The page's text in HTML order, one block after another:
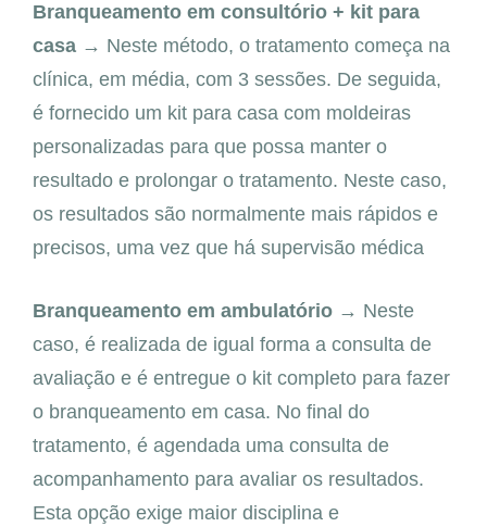
Branqueamento em consultório + kit para
casa → Neste método, o tratamento começa na
clínica, em média, com 3 sessões. De seguida,
é fornecido um kit para casa com moldeiras
personalizadas para que possa manter o
resultado e prolongar o tratamento. Neste caso,
os resultados são normalmente mais rápidos e
precisos, uma vez que há supervisão médica
Branqueamento em ambulatório → Neste
caso, é realizada de igual forma a consulta de
avaliação e é entregue o kit completo para fazer
o branqueamento em casa. No final do
tratamento, é agendada uma consulta de
acompanhamento para avaliar os resultados.
Esta opção exige maior disciplina e